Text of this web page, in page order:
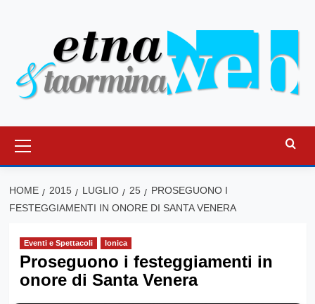
principale
HOME 2015 LUGLIO 25
PROSEGUONO I
FESTEGGIAMENTI IN ONORE DI SANTA VENERA
Eventi e Spettacoli Ionica
Proseguono i festeggiamenti in
onore di Santa Venera